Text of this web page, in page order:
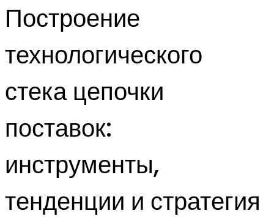
Построение
технологического
стека цепочки
поставок:
инструменты,
тенденции и стратегия